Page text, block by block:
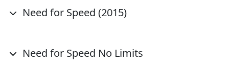
Need for Speed (2015)
Need for Speed No Limits